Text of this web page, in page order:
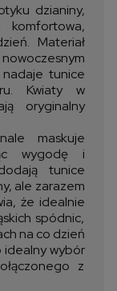
dzianiny,
Materiał
tunice
Kwiaty w
oryginalny
maskuje
wygodę i
tunice
ale zarazem
że idealnie
spódnic,
na co dzień
idealny wybór
z